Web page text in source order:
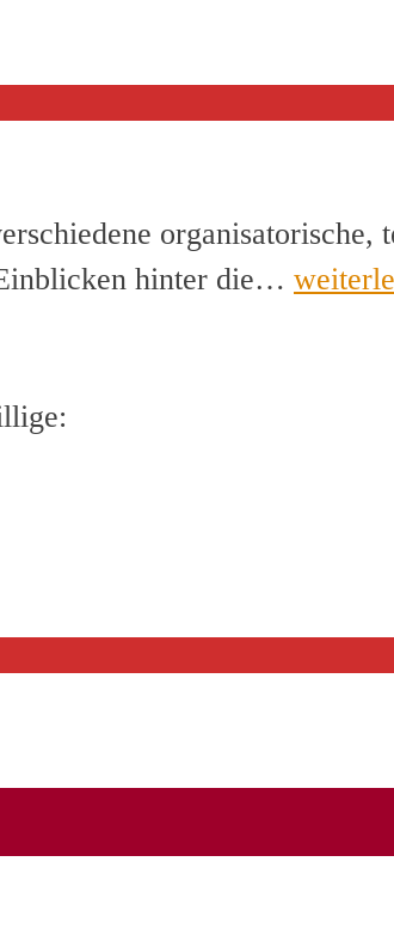
organisatorische,
hinter die…